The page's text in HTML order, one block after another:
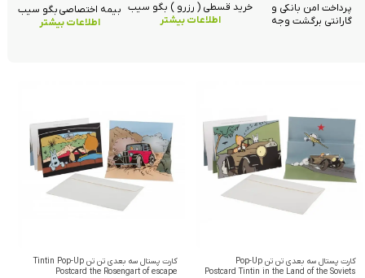
کارت پستال سه بعدی تن تن Pop-Up
Postcard Tintin in the Land of the Soviets
کارت پستال سه بعدی تن تن Tintin Pop-Up
Postcard the Rosengart of escape
خرید قسطی ( رزرو ) بگو سیب
اطلاعات بیشتر
پرداخت امن بانکی و
گارانتی برگشت وجه
بیمه اختصاصی بگو سیب
اطلاعات بیشتر